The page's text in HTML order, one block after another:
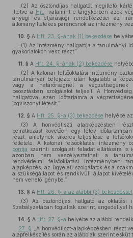
„(2) Az ösztöndíjas hallgatót megillető
illetve a Hjt.
, valamint e tárgykörben azok
anyagi és eljárásjogi rendelkezései az
állományilletékes parancsnok az intézmény
10. § A Hft. 23. §-ának (1) bekezdése
„(1) Az intézmény hallgatója a tanulmányi
gyakorlatokon vesz részt.”
11. § A Hft. 24. §-ának (2) bekezdése
„(2) A katonai felsőoktatási intézmény
tanulmányai befejezte után legalább a
vagy a határőrségnél a végzettségének
beosztásban szolgálatot teljesít. A
hallgatóval ezen időtartamra a
jogviszonyt létesít.”
12. § A Hft. 25. §-a (3) bekezdése helyébe
„(3) A honvédtiszti alapképzésben
beiratkozást követően egy félév
részt, amelynek sikeres teljesítése a
feltétele. A katonai felsőoktatási intézmény
pontja szerinti szolgálati feladat ellátására is
azonban nem veszélyeztetheti a
rendvédelmi felsőoktatási intézményben
alapképzés, az ügyeleti szolgálatok és a
a szükségállapot és rendkívüli állapot
nem vehető igénybe.”
13. § A Hft. 26. §-a az alábbi (3) bekezdéssel
„(3) Az ösztöndíjas hallgató az
Szabályzatában foglaltak szerint, engedéllyel
14. § A Hft. 27. §-a helyébe az alábbi
27. § „A honvédtiszt-alapképzésben részt
alapfelkészítés során az alábbiak szerint esküt